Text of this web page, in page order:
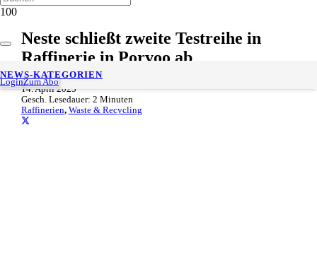
LoginZum Abo
NEWS-KATEGORIEN
Neste schließt zweite Testreihe in
Raffinerie in Porvoo ab
14. April 2023
Gesch. Lesedauer: 2 Minuten
Raffinerien, Waste & Recycling